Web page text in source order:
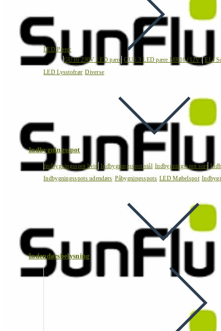
LED Pærer
GU10 230V LED pære GU5.3 LED pære MR16 (12V) E14
LED Lysstofrør Diverse
Indbygningsspot
Indbygningsspot hvid Indbygningsspot stål Indbygningsspot sort
Indbygningsspots udendørs Påbygningsspots LED Møbelspot
Indendørsbelysning